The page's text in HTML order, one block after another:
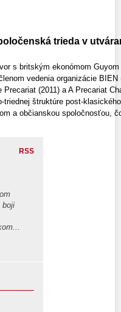
trieda v
s britským ekonómom
vedenia organizácie
Precariat (2011) a A Precariat
triednej štruktúre post-
a občianskou spoločnosťou,
RSS
boji